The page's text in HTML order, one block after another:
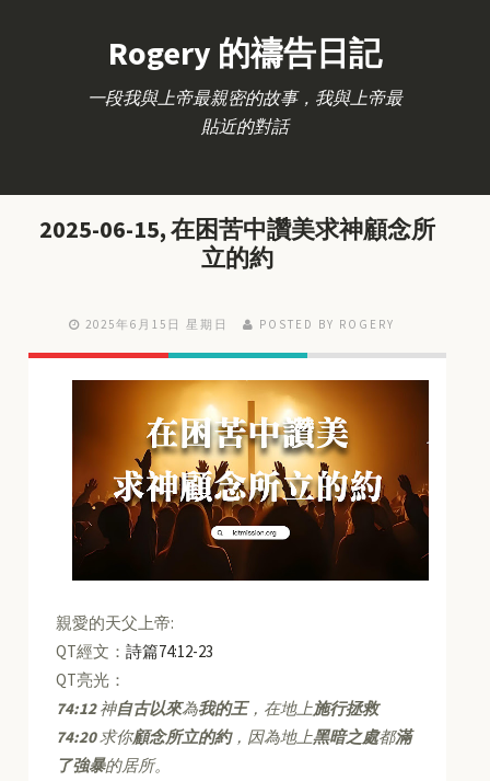
Rogery 的禱告日記
一段我與上帝最親密的故事，我與上帝最
貼近的對話
2025-06-15, 在困苦中讚美求神顧念所
立的約
2025年6月15日 星期日 POSTED BY ROGERY
親愛的天父上帝:
QT經文：詩篇74:12-23
QT亮光：
74:12神自古以來為我的王，在地上施行拯救
74:20求你顧念所立的約，因為地上黑暗之處都滿
了強暴的居所。